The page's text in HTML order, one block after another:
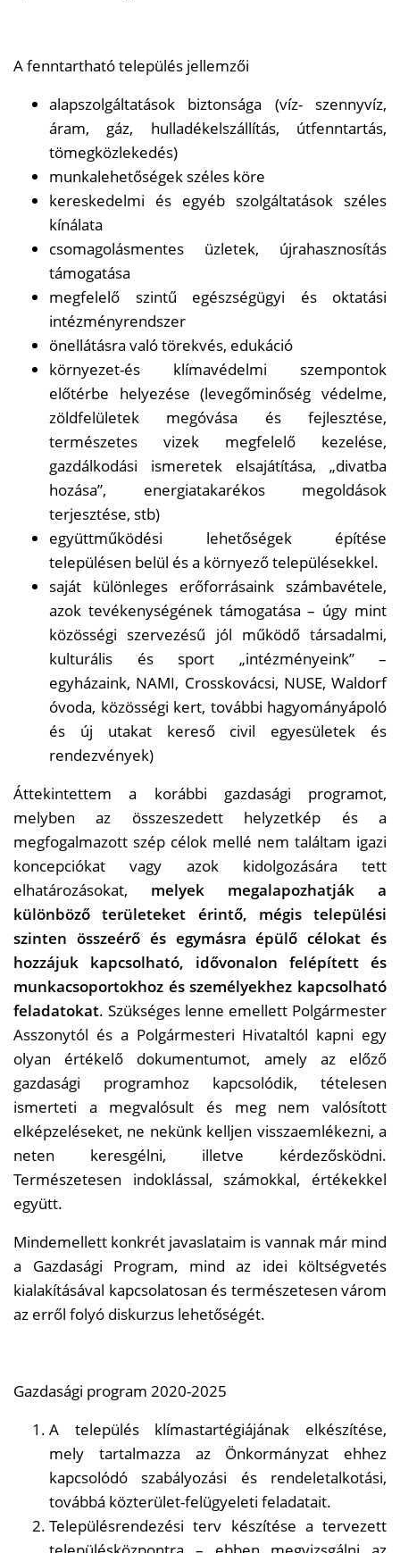
A fenntartható település jellemzői
alapszolgáltatások biztonsága (víz- szennyvíz,
áram, gáz, hulladékelszállítás, útfenntartás,
tömegközlekedés)
munkalehetőségek széles köre
kereskedelmi és egyéb szolgáltatások széles
kínálata
csomagolásmentes üzletek, újrahasznosítás
támogatása
megfelelő szintű egészségügyi és oktatási
intézményrendszer
önellátásra való törekvés, edukáció
környezet-és klímavédelmi szempontok
előtérbe helyezése (levegőminőség védelme,
zöldfelületek megóvása és fejlesztése,
természetes vizek megfelelő kezelése,
gazdálkodási ismeretek elsajátítása, „divatba
hozása”, energiatakarékos megoldások
terjesztése, stb)
együttműködési lehetőségek építése
településen belül és a környező településekkel.
saját különleges erőforrásaink számbavétele,
azok tevékenységének támogatása – úgy mint
közösségi szervezésű jól működő társadalmi,
kulturális és sport „intézményeink” –
egyházaink, NAMI, Crosskovácsi, NUSE, Waldorf
óvoda, közösségi kert, további hagyományápoló
és új utakat kereső civil egyesületek és
rendezvények)
Áttekintettem a korábbi gazdasági programot,
melyben az összeszedett helyzetkép és a
megfogalmazott szép célok mellé nem találtam igazi
koncepciókat vagy azok kidolgozására tett
elhatározásokat, melyek megalapozhatják a
különböző területeket érintő, mégis települési
szinten összeérő és egymásra épülő célokat és
hozzájuk kapcsolható, idővonalon felépített és
munkacsoportokhoz és személyekhez kapcsolható
feladatokat. Szükséges lenne emellett Polgármester
Asszonytól és a Polgármesteri Hivataltól kapni egy
olyan értékelő dokumentumot, amely az előző
gazdasági programhoz kapcsolódik, tételesen
ismerteti a megvalósult és meg nem valósított
elképzeléseket, ne nekünk kelljen visszaemlékezni, a
neten keresgélni, illetve kérdezősködni.
Természetesen indoklással, számokkal, értékekkel
együtt.
Mindemellett konkrét javaslataim is vannak már mind
a Gazdasági Program, mind az idei költségvetés
kialakításával kapcsolatosan és természetesen várom
az erről folyó diskurzus lehetőségét.
Gazdasági program 2020-2025
A település klímastartégiájának elkészítése,
mely tartalmazza az Önkormányzat ehhez
kapcsolódó szabályozási és rendeletalkotási,
továbbá közterület-felügyeleti feladatait.
Településrendezési terv készítése a tervezett